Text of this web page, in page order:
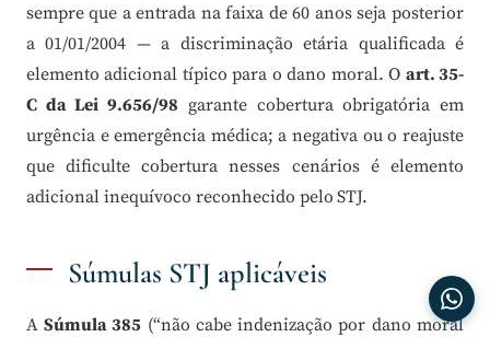
sempre que a entrada na faixa de 60 anos seja posterior
a 01/01/2004 — a discriminação etária qualificada é
elemento adicional típico para o dano moral. O art. 35-
C da Lei 9.656/98 garante cobertura obrigatória em
urgência e emergência médica; a negativa ou o reajuste
que dificulte cobertura nesses cenários é elemento
adicional inequívoco reconhecido pelo STJ.
Súmulas STJ aplicáveis
ASúmula 385 (“não cabe indenização por dano moral